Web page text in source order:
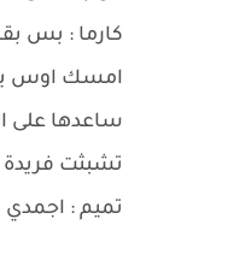
كارما : بس
امسك اوس يد
ساعدها على
تشبثت فريدة
تميم : اجمدي